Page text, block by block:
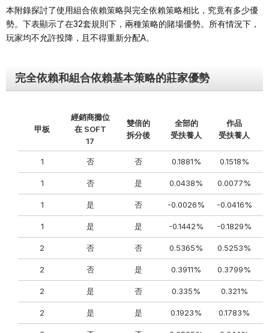
本附錄探討了使用組合依賴策略與完全依賴策略相比，究竟有多少優
勢。下表顯示了在32套規則下，兩種策略的賭場優勢。所有情況下，
玩家均不允許投降，且不得重新分配A。
完全依賴和組合依賴基本策略的莊家優勢
甲板
經銷商攤位
在 SOFT
17
雙倍的
拆分後
全部的
受扶養人
作品
受扶養人
1 否 否 0.1881% 0.1518%
1 否 是 0.0438% 0.0077%
1 是 否 -0.0026% -0.0416%
1 是 是 -0.1442% -0.1829%
2 否 否 0.5365% 0.5253%
2 否 是 0.3911% 0.3799%
2 是 否 0.335% 0.321%
2 是 是 0.1923% 0.1783%